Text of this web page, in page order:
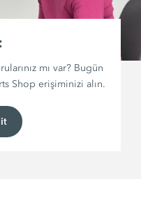
mı var? Bugün
Shop erişiminizi alın.